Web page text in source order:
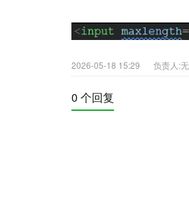
2026-05-18 15:29 负责人:无
0 个回复